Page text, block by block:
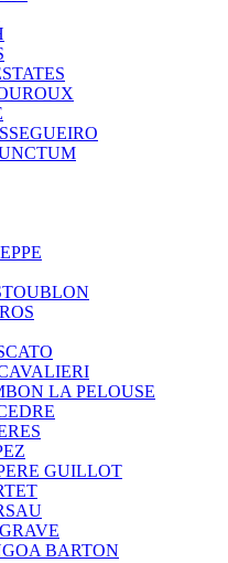
LA PELOUSE
GUILLOT
BARTON